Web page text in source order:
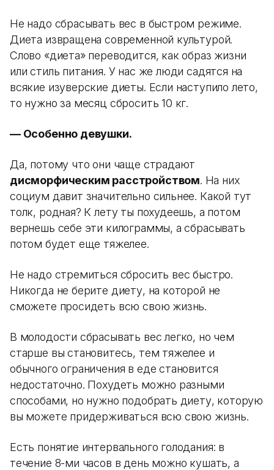
Не надо сбрасывать вес в быстром режиме.
Диета извращена современной культурой.
Слово «диета» переводится, как образ жизни
или стиль питания. У нас же люди садятся на
всякие изуверские диеты. Если наступило лето,
то нужно за месяц сбросить 10 кг.
— Особенно девушки.
Да, потому что они чаще страдают
дисморфическим расстройством. На них
социум давит значительно сильнее. Какой тут
толк, родная? К лету ты похудеешь, а потом
вернешь себе эти килограммы, а сбрасывать
потом будет еще тяжелее.
Не надо стремиться сбросить вес быстро.
Никогда не берите диету, на которой не
сможете просидеть всю свою жизнь.
В молодости сбрасывать вес легко, но чем
старше вы становитесь, тем тяжелее и
обычного ограничения в еде становится
недостаточно. Похудеть можно разными
способами, но нужно подобрать диету, которую
вы можете придерживаться всю свою жизнь.
Есть понятие интервального голодания: в
течение 8-ми часов в день можно кушать, а